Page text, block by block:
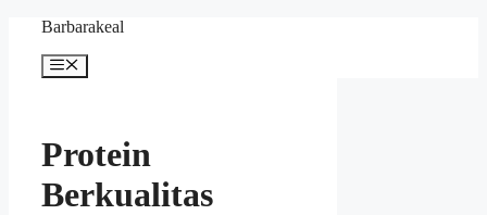
content
Barbarakeal
Menu
Protein
Berkualitas